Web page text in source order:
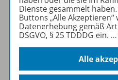
Sofort profitieren
Zum
Dienste gesammelt
Buttons „Alle
Datenerhebung gemäß
DSGVO, § 25 TDDDG ein. …
Alle